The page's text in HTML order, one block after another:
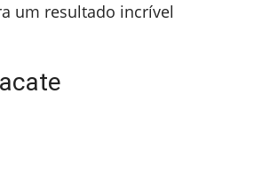
um resultado incrível